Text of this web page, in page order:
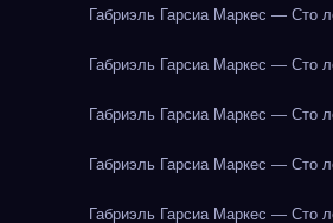
Габриэль Гарсиа Маркес — Сто
Габриэль Гарсиа Маркес — Сто
Габриэль Гарсиа Маркес — Сто
Габриэль Гарсиа Маркес — Сто
Габриэль Гарсиа Маркес — Сто